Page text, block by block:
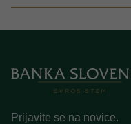
Prijavite se na novice.